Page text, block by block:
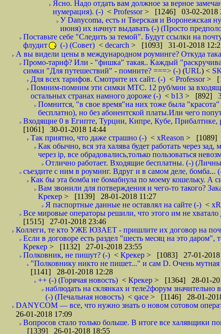
Ясно. Надо отдать вам должное за верное
нумерация). (-) < Professor> [1246] 03-02-2018
У Danycoma, есть и Тверская и Воронежская
июня) их начнут выдавать (-) (Просто
Поставьте себе "Следить за темой". Будут ссылки на
флудит
(-) (Совет) < decarch > [1093] 31-01-2018
А вы видели цены в международном роуминге? Откуда
Промо-тариф? Или - "фишка" такая.. Каждый
симки "Для путешествий" - помните? ===> (-) (URL) <
Для всех тарифов. Смотрите их сайт. (-) < Professor>
Помним-помним эти симки МТС. 12 руб/мин за
остальных странах намного дороже (-) < b13 > [892]
Помнится, "в свое время"на них тоже была
бесплатно), но без абонентской платы.Или чего
Входящие 0 в Египте, Турции, Кипре, Кубе,
[1061] 30-01-2018 14:44
Так приятно, что даже страшно (-) < xReason > [1089]
Как обычно, вся эта халява будет работать через
через ip, все обрадовались,только пользоваться
Отлично работает. Входящие бесплатны. (-)
съездите с ним в роуминг. Вдруг и в самом деле, бомба...
Как бы эта бомба не бомабнула по моему кошельку. А
Вам звонили для потверждения и чего-то такого?
Крекер > [1139] 28-01-2018 11:27
Я паспортные данные не оставлял на сайте (-) <
Все мировые операторы решили, что этого им не
[1515] 27-01-2018 23:46
Коллеги, те кто УЖЕ ЮЗАЕТ - пришлите их договор на
Если в договоре есть раздел "шесть месяц на это даром",
Крекер > [1132] 27-01-2018 23:55
Полковник, не пишут? (-) < Крекер > [1083] 27-01-2018
"Полковнику никто не пишет..." и сам D. Очень
[1141] 28-01-2018 12:28
++ (-) (Горячая новость) < Крекер > [1364] 28-01-
наблюдать на склянках и теле2форум
(-) (Печальная новость) < qace > [1146] 28-01-
DANYCOM — все, что нужно знать о новом сотовом
26-01-2018 17:09
Вопросов стало только больше. В итоге все халявщики
[1339] 26-01-2018 18:55